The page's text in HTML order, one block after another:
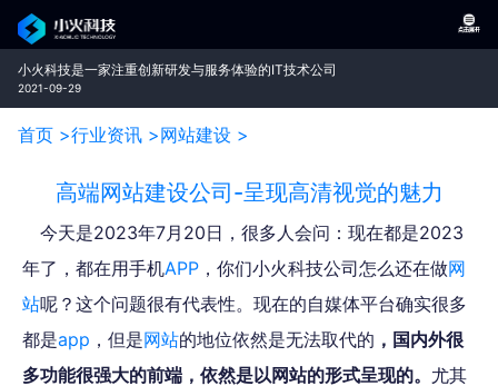
小火科技是一家注重创新研发与服务体验的IT技术公司
2021-09-29
首页 >行业资讯 >网站建设 >
高端网站建设公司-呈现高清视觉的魅力
今天是2023年7月20日，很多人会问：现在都是2023
年了，都在用手机APP ，你们小火科技公司怎么还在做网
站呢？这个问题很有代表性。现在的自媒体平台确实很多
都是app ，但是网站的地位依然是无法取代的 ，国内外很
多功能很强大的前端，依然是以网站的形式呈现的。 尤其